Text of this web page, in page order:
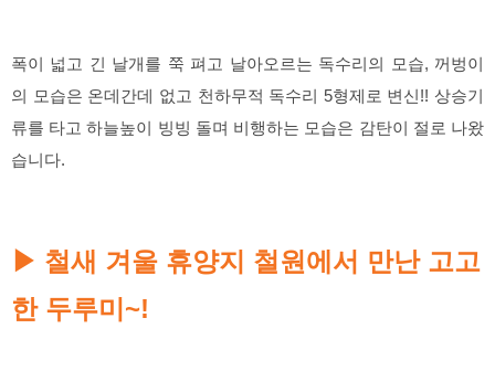
폭이 넓고 긴 날개를 쭉 펴고 날아오르는 독수리의 모습, 꺼벙이
의 모습은 온데간데 없고 천하무적 독수리 5형제로 변신!! 상승기
류를 타고 하늘높이 빙빙 돌며 비행하는 모습은 감탄이 절로 나왔
습니다.
▶ 철새 겨울 휴양지 철원에서 만난 고고
한 두루미~!